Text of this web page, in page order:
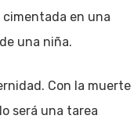
cimentada en una
una niña.
Con la muerte
será una tarea